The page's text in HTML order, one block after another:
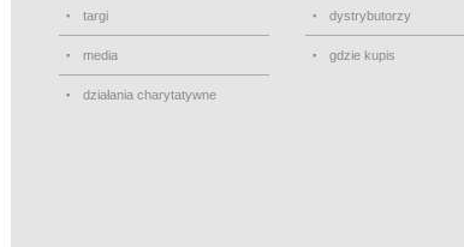
targi
media
działania charytatywne
dystrybutorzy
gdzie kupis